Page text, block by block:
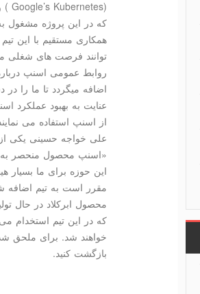
كه در این پروژه مشغول
همكاری مستقیم با این
توانند فرصت های شغلی
روابط عمومی اسنپ
اضافه میگردد تا ما را
عنایت به بهبود عملكرد
از اسنپ استفاده می
علی خواجه حسینی یكی از
«اسنپ محصول منحصر به
این حوزه برای ما بسیار
مقرر است به تیم اضافه
محصول ابركلاد در حال
كه در این تیم استخدام
خواهند شد. برای ملحق
بازگشت كنید.